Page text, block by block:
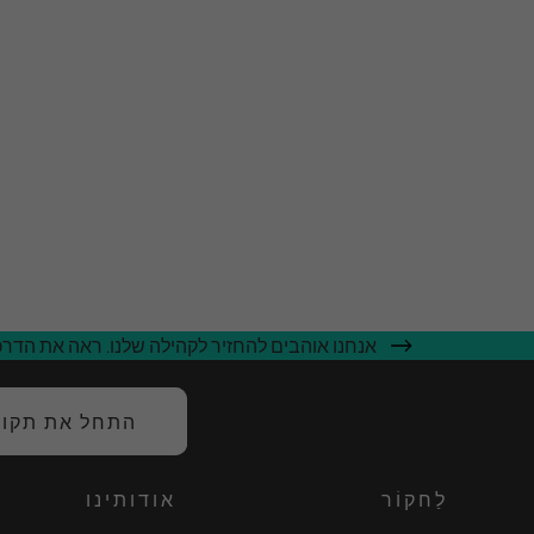
אנחנו אוהבים להחזיר לקהילה שלנו. ראה את
התחל את
לַחקוֹר אודותינו